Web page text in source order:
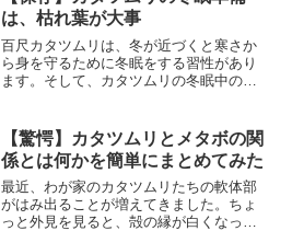
は、枯れ葉が大事
百尺カタツムリは、冬が近づくと寒さか
ら身を守るために冬眠をする習性があり
ます。そして、カタツムリの冬眠中の暮
葉」です🍂カタツムリの冬眠についてな
ぜ冬眠するのか？ ：カタ...
【驚愕】カタツムリとメタボの関
係とは何かを簡単にまとめてみた
最近、わが家のカタツムリたちの軟体部
がはみ出ることが増えてきました。ちょ
っと外見を見ると、殻の縁が白くなって